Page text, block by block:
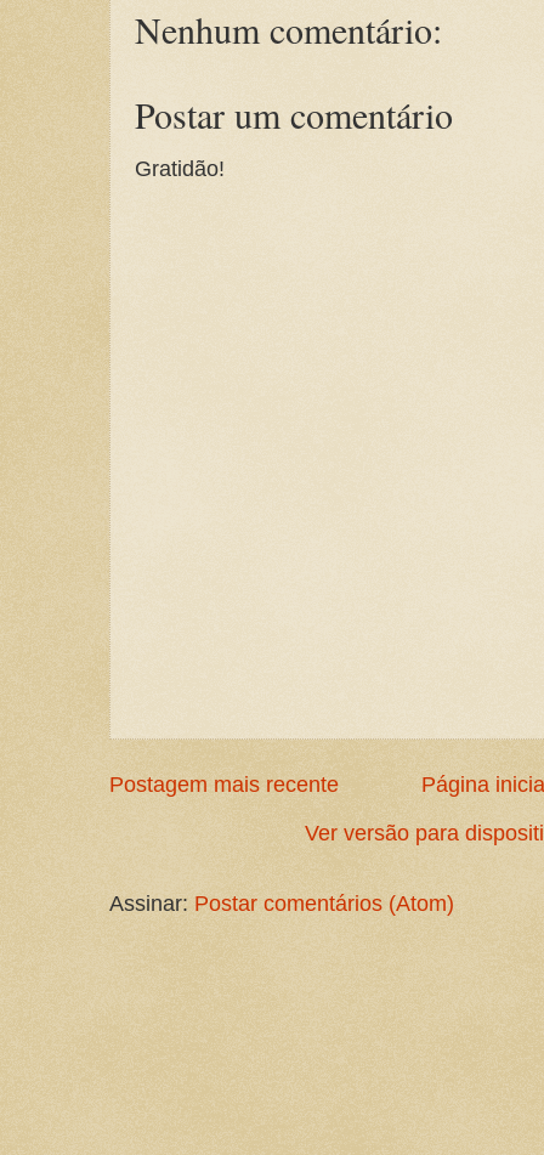
Nenhum comentário:
Postar um comentário
Gratidão!
Postagem mais recente
Página
Ver versão para
Assinar: Postar comentários (Atom)